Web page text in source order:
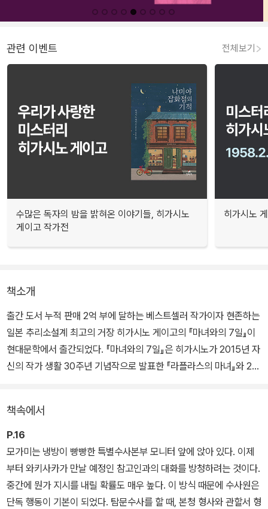
관련 이벤트 전체보기
수많은 독자의 밤을 밝혀온 이야기들, 히가시노
게이고 작가전
히가시노
책소개
출간 도서 누적 판매 2억 부에 달하는 베스트셀러 작가이자 현존하는
일본 추리소설계 최고의 거장 히가시노 게이고의 『마녀와의 7일』이
현대문학에서 출간되었다. 『마녀와의 7일』은 히가시노가 2015년 자
신의 작가 생활 30주년 기념작으로 발표한 『라플라스의 마녀』와 20
한 장만으로 지명수배자의 인생을 유추해내는, 인간의 타고난 감각을
최대치로 연마한 인물이다. 쓰키자와 가쓰시가 실종되던 그 시각, 그
의 아들 리쿠마는 도서관에서 우연히 ‘라플라스의 마녀’ 우하라 마도
카와 마주친다. 갑자기 쏟아지는 비로 집에 갈 걱정을 하는 리쿠마에
게 마도카는 ‘이때 도서관을 나서라’ 하며 정확한 시간을 일러준다. 이
책속에서
P.16
모가미는 냉방이 빵빵한 특별수사본부 모니터 앞에 앉아 있다. 이제
부터 와키사카가 만날 예정인 참고인과의 대화를 방청하려는 것이다.
중간에 뭔가 지시를 내릴 확률도 매우 높다. 이 방식 때문에 수사원은
단독 행동이 기본이 되었다. 탐문수사를 할 때, 본청 형사와 관할서 형